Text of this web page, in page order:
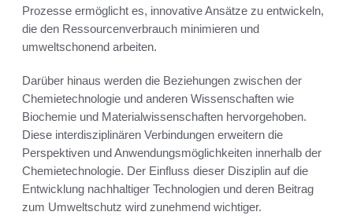
Prozesse ermöglicht es, innovative Ansätze zu entwickeln,
die den Ressourcenverbrauch minimieren und
umweltschonend arbeiten.
Darüber hinaus werden die Beziehungen zwischen der
Chemietechnologie und anderen Wissenschaften wie
Biochemie und Materialwissenschaften hervorgehoben.
Diese interdisziplinären Verbindungen erweitern die
Perspektiven und Anwendungsmöglichkeiten innerhalb der
Chemietechnologie. Der Einfluss dieser Disziplin auf die
Entwicklung nachhaltiger Technologien und deren Beitrag
zum Umweltschutz wird zunehmend wichtiger.